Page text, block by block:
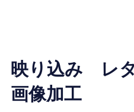
映り込み レ
像加工